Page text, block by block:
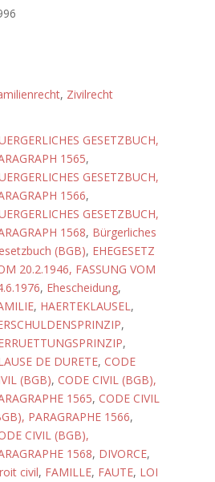
, Zivilrecht
GESETZBUCH,
1565,
GESETZBUCH,
1566,
GESETZBUCH,
1568, Bürgerliches
(BGB), EHEGESETZ
20.2.1946, FASSUNG VOM
, Ehescheidung,
, HAERTEKLAUSEL,
,
,
DE DURETE, CODE
(BGB), CODE CIVIL (BGB),
1565, CODE CIVIL
PARAGRAPHE 1566,
CIVIL (BGB),
1568, DIVORCE,
civil, FAMILLE, FAUTE, LOI